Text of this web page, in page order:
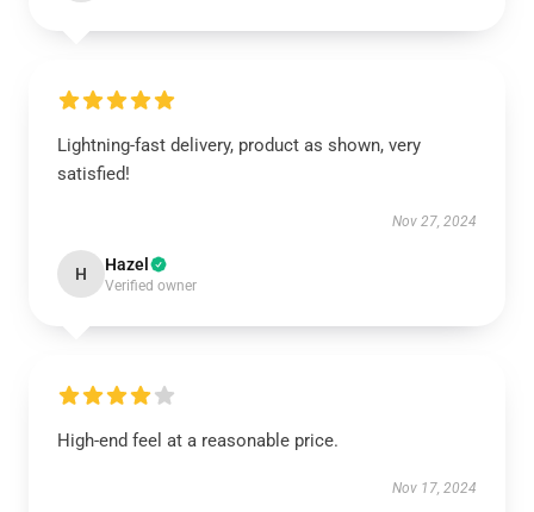
Lightning-fast delivery, product as shown, very
satisfied!
Nov 27, 2024
H Hazel
Verified owner
High-end feel at a reasonable price.
Nov 17, 2024